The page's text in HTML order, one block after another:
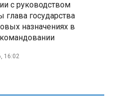
защите инфраструктуры
РФ: «Искандер»
Днепропетровской
с руководством
государства
назначениях в
16:02